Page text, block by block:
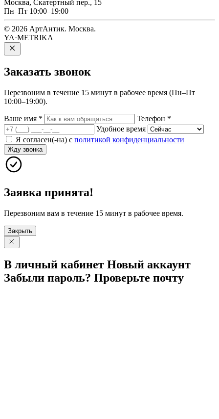
Москва, Скатертный пер., 15
Пн–Пт 10:00–19:00
© 2026 АртАнтик. Москва.
YA·METRIKA
Заказать звонок
Перезвоним в течение 15 минут в рабочее время (Пн–Пт
10:00–19:00).
Ваше имя * Телефон *
Удобное время
Я согласен(-на) с политикой конфиденциальности
Жду звонка
Заявка принята!
Перезвоним вам в течение 15 минут в рабочее время.
Закрыть
В личный кабинет Новый аккаунт
Забыли пароль? Проверьте почту